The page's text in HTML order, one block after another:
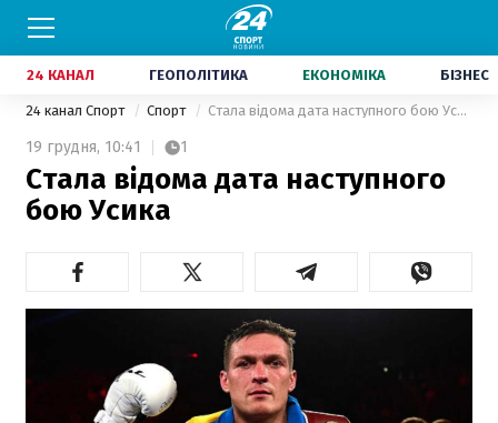
24 КАНАЛ ГЕОПОЛІТИКА ЕКОНОМІКА БІЗНЕС
24 канал Спорт Спорт Стала відома дата наступного бою Усика
19 грудня, 10:41 1
Стала відома дата наступного
бою Усика